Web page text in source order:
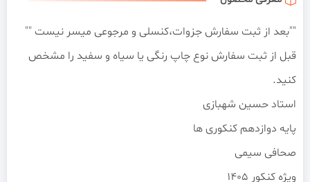
""بعد از ثبت سفارش جزوات،کنسلی و مرجوعی میسر نیست ""
قبل از ثبت سفارش نوع چاپ رنگی یا سیاه و سفید را مشخص
کنید.
استاد حسین شهبازی
پایه دوازدهم کنکوری ها
صحافی سیمی
ویژه کنکور 1405